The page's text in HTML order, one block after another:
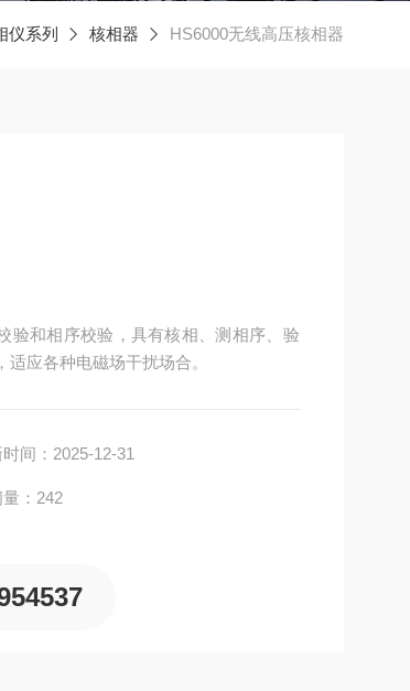
仪系列 核相器 HS6000无线高压核相器
验和相序校验，具有核相、测相序、验
应各种电磁场干扰场合。
间：2025-12-31
：242